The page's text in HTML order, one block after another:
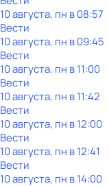
10 августа, пн в 08:57
Вести
10 августа, пн в 09:45
Вести
10 августа, пн в 11:00
Вести
10 августа, пн в 11:42
Вести
10 августа, пн в 12:00
Вести
10 августа, пн в 12:41
Вести
10 августа, пн в 14:00